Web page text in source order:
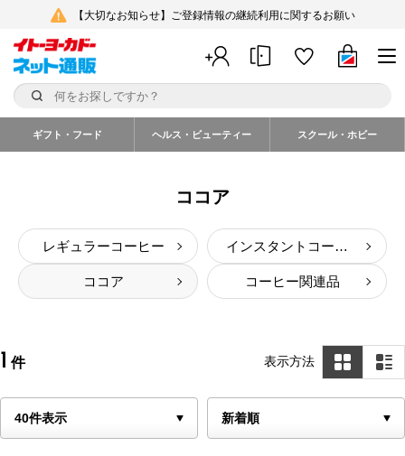
【大切なお知らせ】ご登録情報の継続利用に関するお願い
ギフト・フード ヘルス・ビューティー スクール・ホビー
ココア
レギュラーコーヒー インスタントコーヒー
ココア コーヒー関連品
1 件 表示方法